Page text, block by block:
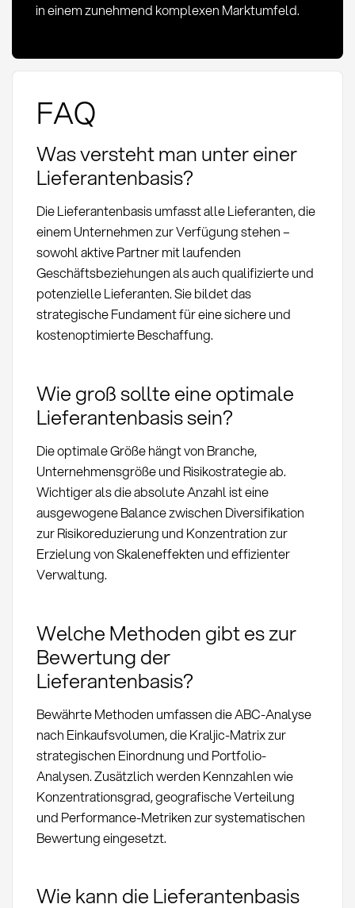
in einem zunehmend komplexen Marktumfeld.
FAQ
Was versteht man unter einer
Lieferantenbasis?
Die Lieferantenbasis umfasst alle Lieferanten, die
einem Unternehmen zur Verfügung stehen –
sowohl aktive Partner mit laufenden
Geschäftsbeziehungen als auch qualifizierte und
potenzielle Lieferanten. Sie bildet das
strategische Fundament für eine sichere und
kostenoptimierte Beschaffung.
Wie groß sollte eine optimale
Lieferantenbasis sein?
Die optimale Größe hängt von Branche,
Unternehmensgröße und Risikostrategie ab.
Wichtiger als die absolute Anzahl ist eine
ausgewogene Balance zwischen Diversifikation
zur Risikoreduzierung und Konzentration zur
Erzielung von Skaleneffekten und effizienter
Verwaltung.
Welche Methoden gibt es zur
Bewertung der
Lieferantenbasis?
Bewährte Methoden umfassen die ABC-Analyse
nach Einkaufsvolumen, die Kraljic-Matrix zur
strategischen Einordnung und Portfolio-
Analysen. Zusätzlich werden Kennzahlen wie
Konzentrationsgrad, geografische Verteilung
und Performance-Metriken zur systematischen
Bewertung eingesetzt.
Wie kann die Lieferantenbasis